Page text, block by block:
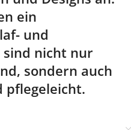
ein
und
sind nicht nur
sondern auch
pflegeleicht.